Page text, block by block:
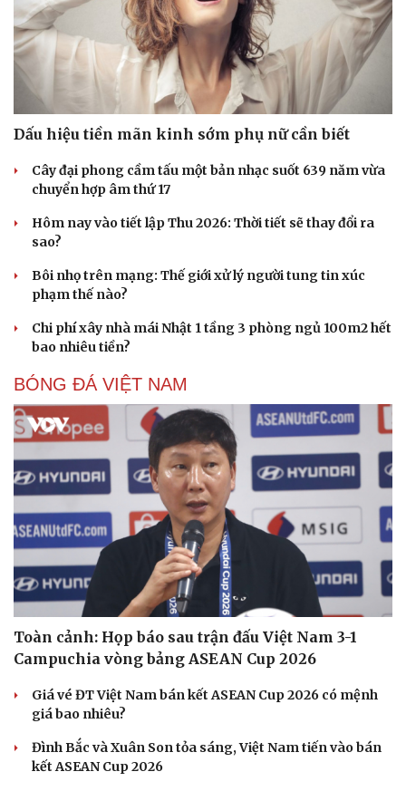
Sức khỏe
Dinh dưỡng - món ngon
Cây thuốc
Nhi khoa
Nam khoa
Làm đẹp - giảm cân
Phòng mạch online
Đời sống
Nhà đẹp
Blog
Tình yêu - Gia đình
Dấu hiệu tiền mãn kinh sớm phụ nữ cần biết
Cây đại phong cầm tấu một bản nhạc suốt 639 năm vừa
chuyển hợp âm thứ 17
Hôm nay vào tiết lập Thu 2026: Thời tiết sẽ thay đổi ra
sao?
Bôi nhọ trên mạng: Thế giới xử lý người tung tin xúc
phạm thế nào?
Chi phí xây nhà mái Nhật 1 tầng 3 phòng ngủ 100m2 hết
bao nhiêu tiền?
BÓNG ĐÁ VIỆT NAM
Toàn cảnh: Họp báo sau trận đấu Việt Nam 3-1
Campuchia vòng bảng ASEAN Cup 2026
Giá vé ĐT Việt Nam bán kết ASEAN Cup 2026 có mệnh
giá bao nhiêu?
Đình Bắc và Xuân Son tỏa sáng, Việt Nam tiến vào bán
kết ASEAN Cup 2026